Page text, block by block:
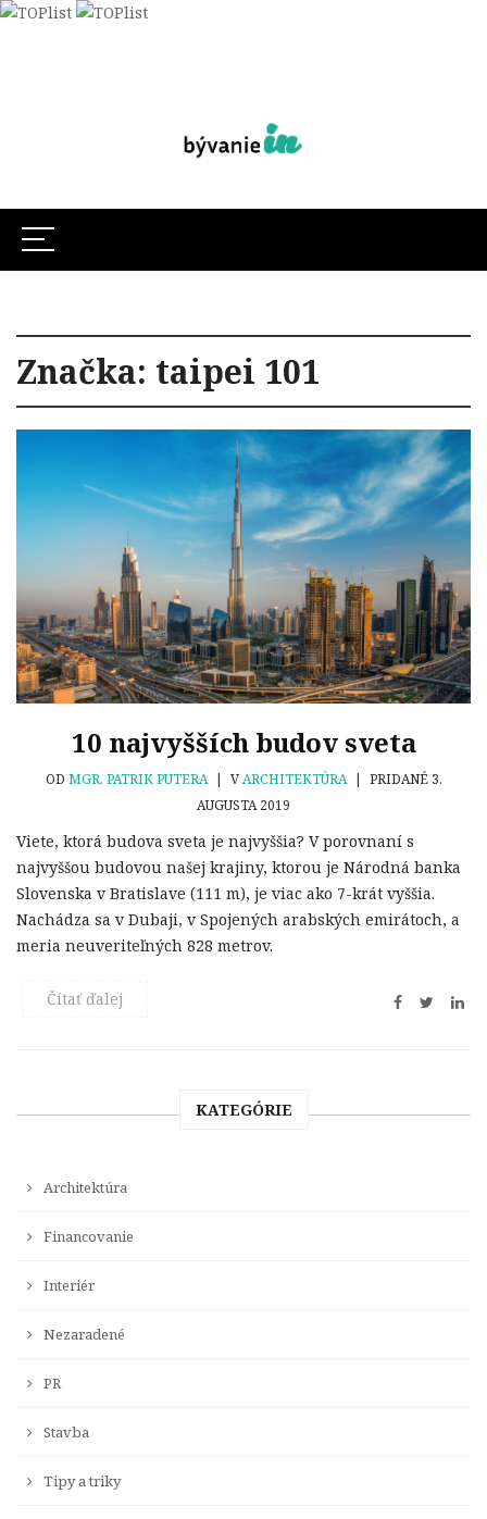
Značka: taipei 101
10 najvyšších budov sveta
OD MGR. PATRIK PUTERA | VARCHITEKTÚRA | PRIDANÉ 3.
AUGUSTA 2019
Viete, ktorá budova sveta je najvyššia? V porovnaní s
najvyššou budovou našej krajiny, ktorou je Národná banka
Slovenska v Bratislave (111 m), je viac ako 7-krát vyššia.
Nachádza sa v Dubaji, v Spojených arabských emirátoch, a
meria neuveriteľných 828 metrov.
Čítať ďalej
KATEGÓRIE
Architektúra
Financovanie
Interiér
Nezaradené
PR
Stavba
Tipy a triky